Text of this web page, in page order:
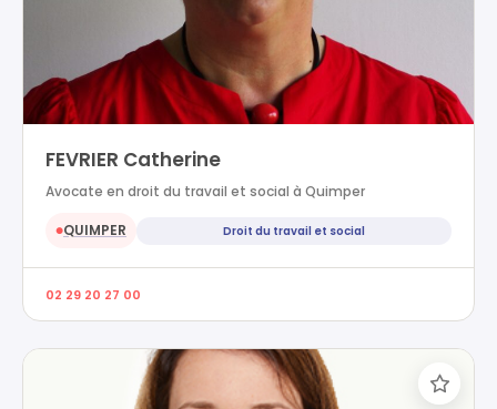
FEVRIER Catherine
Avocate en droit du travail et social à Quimper
●QUIMPER Droit du travail et social
02 29 20 27 00